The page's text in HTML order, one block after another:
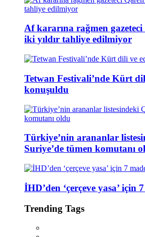
Af kararına rağmen
iki yıldır tahliye edilmiyor
Tetwan Festivali’nde Kürt
konuşuldu
Türkiye’nin arananlar
Suriye’de tümen komutanı
İHD’den ‘çerçeve yasa’ için
Trending Tags